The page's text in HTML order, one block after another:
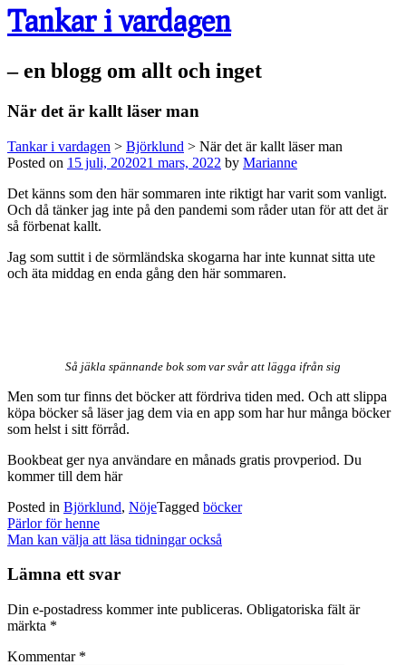
Tankar i vardagen
– en blogg om allt och inget
När det är kallt läser man
Tankar i vardagen > Björklund > När det är kallt läser man
Posted on 15 juli, 202021 mars, 2022 by Marianne
Det känns som den här sommaren inte riktigt har varit som vanligt.
Och då tänker jag inte på den pandemi som råder utan för att det är
så förbenat kallt.
Jag som suttit i de sörmländska skogarna har inte kunnat sitta ute
och äta middag en enda gång den här sommaren.
Så jäkla spännande bok som var svår att lägga ifrån sig
Men som tur finns det böcker att fördriva tiden med. Och att slippa
köpa böcker så läser jag dem via en app som har hur många böcker
som helst i sitt förråd.
Bookbeat ger nya användare en månads gratis provperiod. Du
kommer till dem här
Posted in Björklund, NöjeTagged böcker
Post
navigation
Pärlor för henne
Man kan välja att läsa tidningar också
Lämna ett svar
Din e-postadress kommer inte publiceras. Obligatoriska fält är
märkta *
Kommentar *